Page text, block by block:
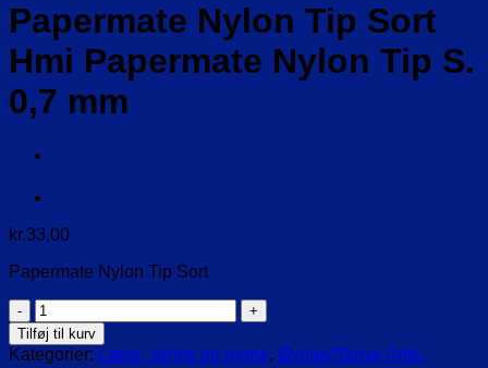
Papermate Nylon Tip Sort
Hmi Papermate Nylon Tip S.
0,7 mm
kr.33,00
Papermate Nylon Tip Sort
Papermate
Nylon
Tip
Tilføj til kurv
Kategorier: Læse, skrive og regne, Øvrige/Skrive Artkl.